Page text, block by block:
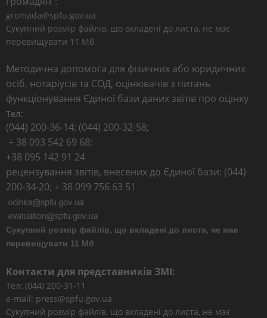
gromada@spfu.gov.ua
Сукупний розмір файлів, що вкладені до листа, не має
перевищувати 11 Мб
Методична допомога для фізичних або юридичних
осіб, нотаріусів та СОД, оцінювачів з питань
функціонування Єдиної бази даних звітів про оцінку
Тел:
(044) 200-36-14; (044) 200-32-58;
+ 38 093 542 69 68;
+38 095 142 91 24
рецензування звітів, внесених до Єдиної бази: (044)
200-34-20; + 38 099 756 63 51
Сукупний розмір файлів, що вкладені до листа, не має
перевищувати 11 Мб
Контакти для представників ЗМІ:
Тел: (044) 200-31-11
e-mail: press@spfu.gov.ua
Сукупний розмір файлів, що вкладені до листа, не має